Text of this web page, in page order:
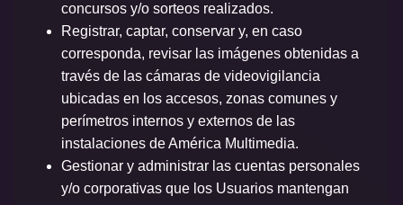
concursos y/o sorteos realizados.
Registrar, captar, conservar y, en caso
corresponda, revisar las imágenes obtenidas a
través de las cámaras de videovigilancia
ubicadas en los accesos, zonas comunes y
perímetros internos y externos de las
instalaciones de América Multimedia.
Gestionar y administrar las cuentas personales
y/o corporativas que los Usuarios mantengan